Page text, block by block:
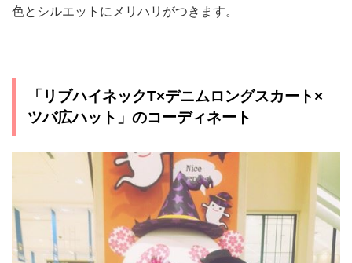
色とシルエットにメリハリがつきます。
「リブハイネックT×デニムロングスカート×
ツバ広ハット」のコーディネート